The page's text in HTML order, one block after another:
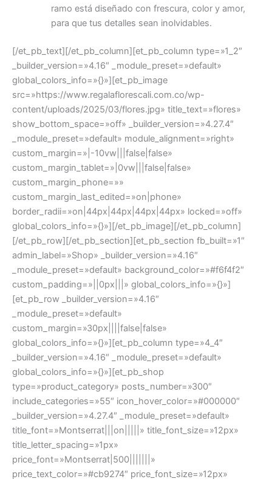
ramo está diseñado con frescura, color y amor,
para que tus detalles sean inolvidables.
[/et_pb_text][/et_pb_column][et_pb_column type=»1_2″
_builder_version=»4.16″ _module_preset=»default»
global_colors_info=»{}»][et_pb_image
src=»https://www.regalaflorescali.com.co/wp-
content/uploads/2025/03/flores.jpg» title_text=»flores»
show_bottom_space=»off» _builder_version=»4.27.4″
_module_preset=»default» module_alignment=»right»
custom_margin=»|-10vw|||false|false»
custom_margin_tablet=»|0vw|||false|false»
custom_margin_phone=»»
custom_margin_last_edited=»on|phone»
border_radii=»on|44px|44px|44px|44px» locked=»off»
global_colors_info=»{}»][/et_pb_image][/et_pb_column]
[/et_pb_row][/et_pb_section][et_pb_section fb_built=»1″
admin_label=»Shop» _builder_version=»4.16″
_module_preset=»default» background_color=»#f6f4f2″
custom_padding=»||0px|||» global_colors_info=»{}»]
[et_pb_row _builder_version=»4.16″
_module_preset=»default»
custom_margin=»30px||||false|false»
global_colors_info=»{}»][et_pb_column type=»4_4″
_builder_version=»4.16″ _module_preset=»default»
global_colors_info=»{}»][et_pb_shop
type=»product_category» posts_number=»300″
include_categories=»55″ icon_hover_color=»#000000″
_builder_version=»4.27.4″ _module_preset=»default»
title_font=»Montserrat|||on|||||» title_font_size=»12px»
title_letter_spacing=»1px»
price_font=»Montserrat|500|||||||»
price_text_color=»#cb9274″ price_font_size=»12px»